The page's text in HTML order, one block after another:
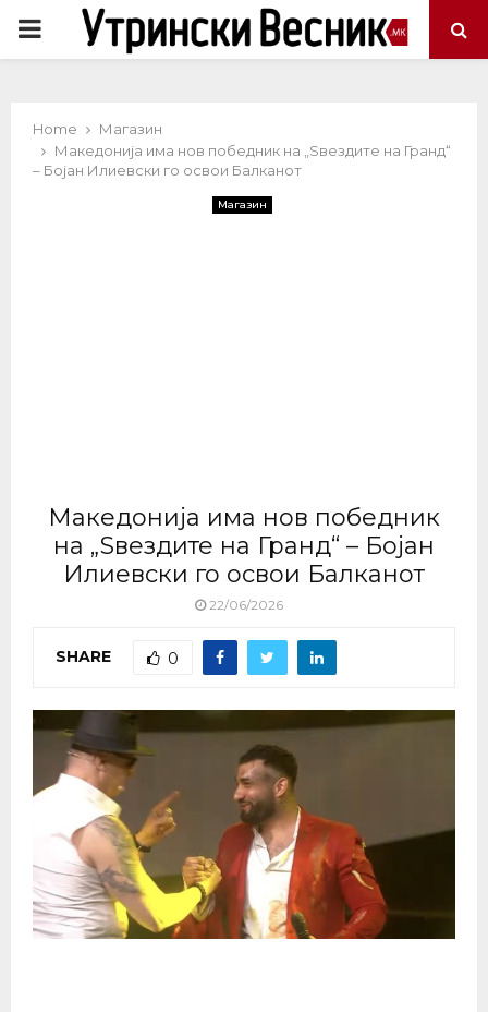
PRIMARY
Home
Магазин
Македонија има нов победник на „Ѕвездите на Гранд“
– Бојан Илиевски го освои Балканот
Магазин
Македонија има нов победник
на „Ѕвездите на Гранд“ – Бојан
Илиевски го освои Балканот
22/06/2026
SHARE 0